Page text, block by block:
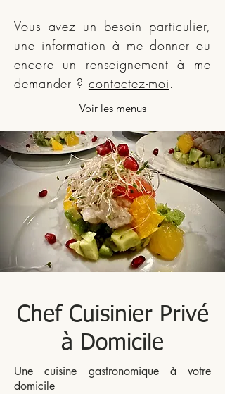
Vous avez un besoin particulier,
une information à me donner ou
encore un renseignement à me
demander ? contactez-moi.
Voir les menus
Chef Cuisinier Privé
à Domicile
Une cuisine gastronomique à votre
domicile